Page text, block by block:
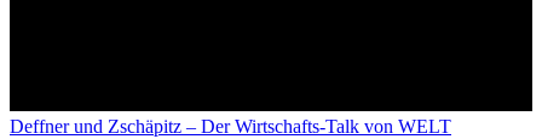
Deffner und Zschäpitz – Der Wirtschafts-Talk von WELT